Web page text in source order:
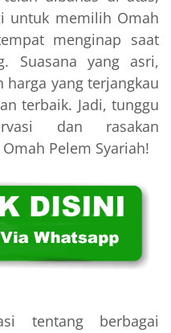
untuk memilih Omah
menginap saat
Suasana yang asri,
yang terjangkau
terbaik. Jadi, tunggu
dan rasakan
Pelem Syariah!
tentang berbagai